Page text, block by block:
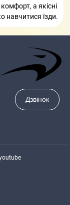
а якісні
навчитися їзди.
Дзвінок